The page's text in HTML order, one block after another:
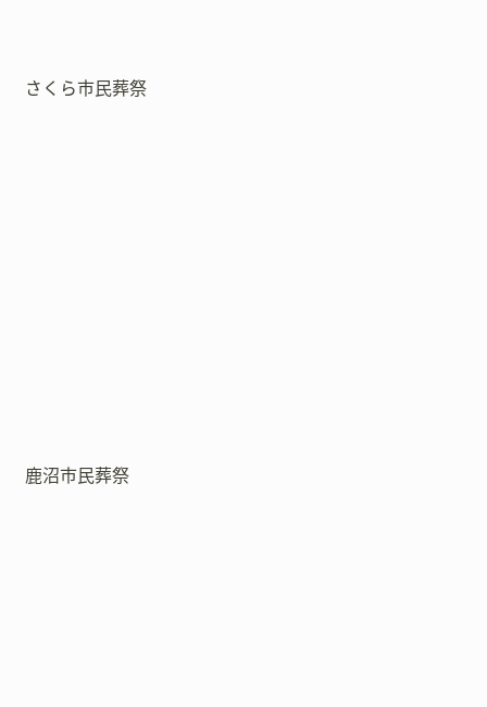
さくら市民葬祭
鹿沼市民葬祭